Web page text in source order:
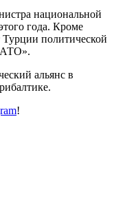
национальной
года. Кроме
Турции политической
альянс в
!